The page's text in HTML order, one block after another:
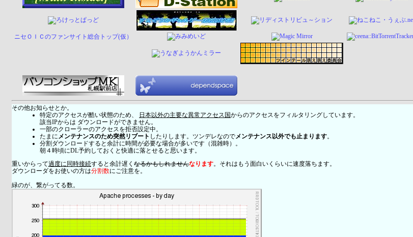
ニセＯＩＣのファンサイト総合トップ(仮）
その他お知らせとか。
特定のアクセスが酷い状態のため、
日本以外の主要な異常アクセス国からのアクセスをフィルタリングしています。
該当IPからは ダウンロードができません。
一部のクローラーのアクセスを拒否設定中。
たまにメンテナンスのため突然リブート したりします。ツンデレなのでメンテナンス以外でも止まります。
分割ダウンロードすると余計に時間が必要な場合が多いです（混雑時）。
朝４時頃にDL予約しておくと快適に落とせると思います。
重いからって過度に同時接続すると余計遅く なるかもしれませんなります。それはもう面白いくらいに速度落ちます。
ダウンローダをお使いの方は分割数にご注意を。
緑のが、繋がってる数。